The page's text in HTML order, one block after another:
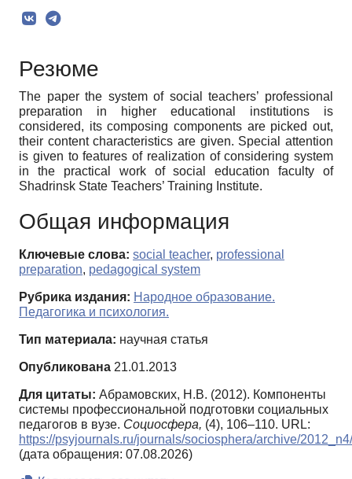
Резюме
The paper the system of social teachers’ professional
preparation in higher educational institutions is
considered, its composing components are picked out,
their content characteristics are given. Special attention
is given to features of realization of considering system
in the practical work of social education faculty of
Shadrinsk State Teachers’ Training Institute.
Общая информация
Ключевые слова: social teacher, professional
preparation, pedagogical system
Рубрика издания: Народное образование.
Педагогика и психология.
Тип материала: научная статья
Опубликована 21.01.2013
Для цитаты: Абрамовских, Н.В. (2012). Компоненты
системы профессиональной подготовки социальных
педагогов в вузе. Социосфера, (4), 106–110. URL:
https://psyjournals.ru/journals/sociosphera/archive/
(дата обращения: 07.08.2026)